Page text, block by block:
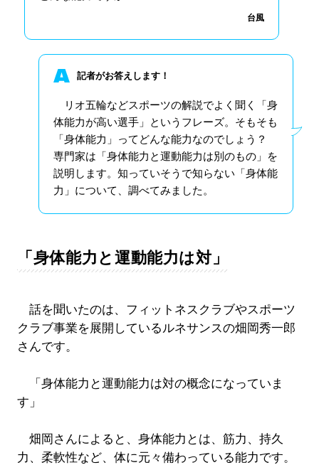
台風
記者がお答えします！
リオ五輪などスポーツの解説でよく聞く「身
体能力が高い選手」というフレーズ。そもそも
「身体能力」ってどんな能力なのでしょう？
専門家は「身体能力と運動能力は別のもの」を
説明します。知っていそうで知らない「身体能
力」について、調べてみました。
「身体能力と運動能力は対」
話を聞いたのは、フィットネスクラブやスポーツ
クラブ事業を展開しているルネサンスの畑岡秀一郎
さんです。
「身体能力と運動能力は対の概念になっていま
す」
畑岡さんによると、身体能力とは、筋力、持久
力、柔軟性など、体に元々備わっている能力です。